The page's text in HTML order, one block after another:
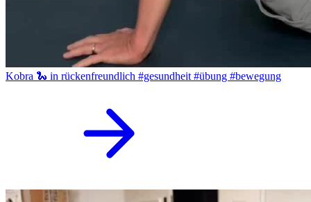
Kobra 🐍 in rückenfreundlich #gesundheit #übung #bewegung